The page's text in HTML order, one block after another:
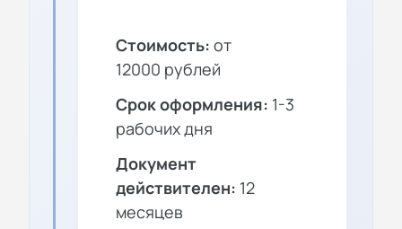
Стоимость: от
12000 рублей
Срок оформления: 1-3
рабочих дня
Документ
действителен: 12
месяцев